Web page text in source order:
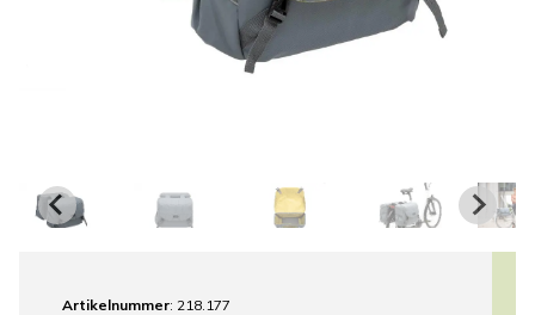
Artikelnummer: 218.177